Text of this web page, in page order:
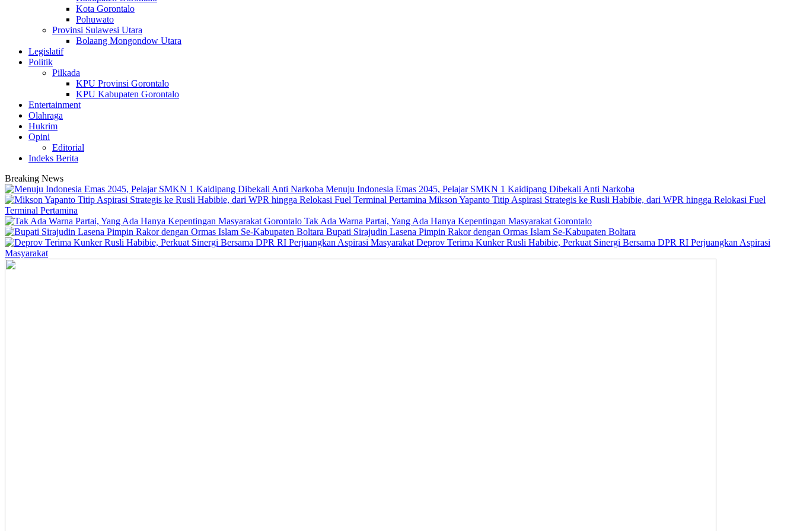
Kota Gorontalo
Pohuwato
Provinsi Sulawesi Utara
Bolaang Mongondow Utara
Legislatif
Politik
Pilkada
KPU Provinsi Gorontalo
KPU Kabupaten Gorontalo
Entertainment
Olahraga
Hukrim
Opini
Editorial
Indeks Berita
Breaking News
Menuju Indonesia Emas 2045, Pelajar SMKN 1 Kaidipang Dibekali Anti Narkoba
Mikson Yapanto Titip Aspirasi Strategis ke Rusli Habibie, dari WPR hingga Relokasi Fuel
Terminal Pertamina
Tak Ada Warna Partai, Yang Ada Hanya Kepentingan Masyarakat Gorontalo
Bupati Sirajudin Lasena Pimpin Rakor dengan Ormas Islam Se-Kabupaten Boltara
Deprov Terima Kunker Rusli Habibie, Perkuat Sinergi Bersama DPR RI Perjuangkan Aspirasi
Masyarakat